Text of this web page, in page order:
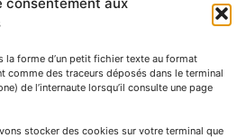
la forme d’un petit fichier texte au format
comme des traceurs déposés dans le terminal
de l’internaute lorsqu’il consulte une page
stocker des cookies sur votre terminal que
Pyrénées